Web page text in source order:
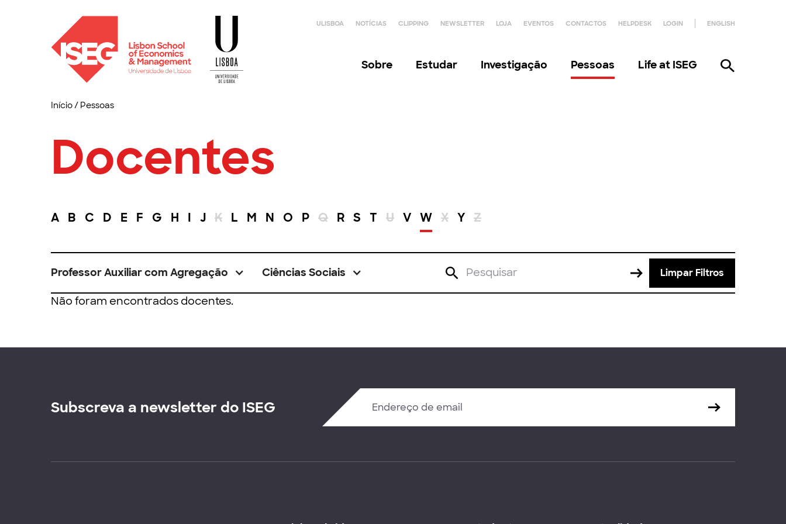
ULISBOA NOTÍCIAS CLIPPING NEWSLETTER LOJA EVENTOS CONTACTOS HELPDESK LOGIN ENGLISH
Sobre Estudar Investigação Pessoas Life at ISEG
Início/ Pessoas
Docentes
A B C D E F G H I J K L M N O P Q R S T U V W X Y Z
Professor Auxiliar com Agregação Ciências Sociais Limpar Filtros
Não foram encontrados docentes.
Subscreva a newsletter do ISEG